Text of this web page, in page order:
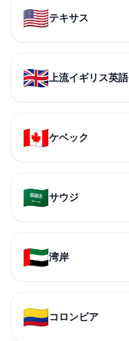
🇺🇸テキサス
🇬🇧 上流イギリス英語
🇨🇦ケベック
🇸🇦サウジ
🇦🇪湾岸
🇨🇴コロンビア